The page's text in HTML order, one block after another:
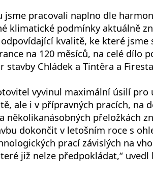
jsme pracovali naplno dle
klimatické podmínky aktuálně
kvalitě, ke které jsme
na 120 měsíců, na celé dílo
stavby Chládek a Tintěra a
vyvinul maximální úsilí pro
ale i v přípravných pracích, na
několikanásobných přeložkách
dokončit v letošním roce s
prací závislých na
již nelze předpokládat,“ uvedl